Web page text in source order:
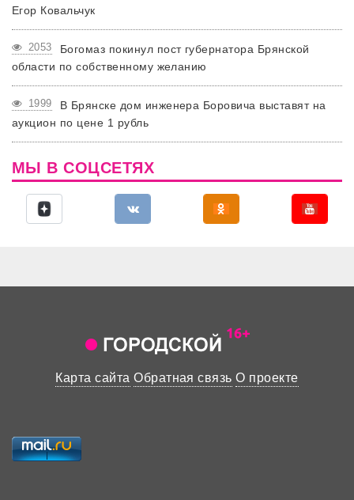
Егор Ковальчук
2053
Богомаз покинул пост губернатора Брянской
области по собственному желанию
1999
В Брянске дом инженера Боровича выставят на
аукцион по цене 1 рубль
МЫ В СОЦСЕТЯХ
Карта сайта Обратная связь О проекте